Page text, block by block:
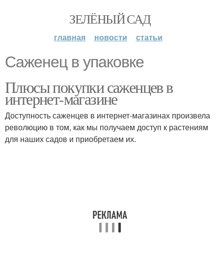
ЗЕЛЁНЫЙ САД
главная новости статьи
Саженец в упаковке
Плюсы покупки саженцев в
интернет-магазине
Доступность саженцев в интернет-магазинах произвела
революцию в том, как мы получаем доступ к растениям
для наших садов и приобретаем их.